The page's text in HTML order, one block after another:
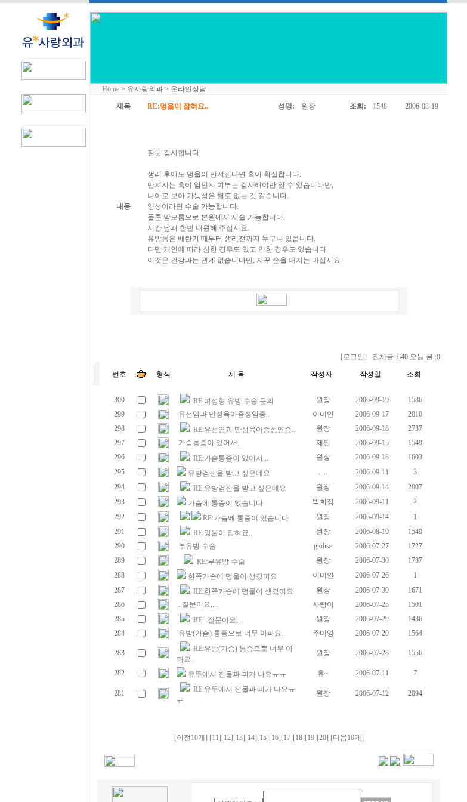
Home > 유사랑외과 > 온라인상담
제목 RE:멍울이 잡혀요.. 성명: 원장 조회: 1548 2006-08-19
내용
질문 감사합니다.
생리 후에도 멍울이 만져진다면 혹이 확실합니다.
만져지는 혹이 암인지 여부는 검사해야만 알 수 있습니다만,
나이로 보아 가능성은 별로 없는 것 같습니다.
양성이라면 수술 가능합니다.
물론 맘모톰으로 본원에서 시술 가능합니다.
시간 날때 한번 내원해 주십시요.
유방통은 배란기 때부터 생리전까지 누구나 있읍니다.
다만 개인에 따라 심한 경우도 있고 약한 경우도 있습니다.
이것은 건강과는 관계 없습니다만, 자꾸 손을 대지는 마십시요
[로그인] 전체글 :640 오늘 글 :0
번호 형식 제 목 작성자 작성일 조회
300 RE:여성형 유방 수술 문의 원장 2006-09-19
1586
299
유선염과 만성육아종성염증.. 이미연 2006-09-17
2010
298
RE:유선염과 만성육아종성염증.. 원장 2006-09-18
2737
297
가슴통증이 있어서... 제인 2006-09-15
1549
296
RE:가슴통증이 있어서... 원장 2006-09-18
1603
295
유방검진을 받고 싶은데요 ..... 2006-09-11
3
294
RE:유방검진을 받고 싶은데요 원장 2006-09-14
2007
293
가슴에 통증이 있습니다 박희정 2006-09-11
2
292
RE:가슴에 통증이 있습니다 원장 2006-09-14
1
291
RE:멍울이 잡혀요.. 원장 2006-08-19
1549
290
부유방 수술 gkdise 2006-07-27
1727
289
RE:부유방 수술 원장 2006-07-30
1737
288
한쪽가슴에 멍울이 생겼어요 이미연 2006-07-26
1
287
RE:한쪽가슴에 멍울이 생겼어요 원장 2006-07-30
1671
286
..질문이요,... 사랑이 2006-07-25
1501
285
RE:..질문이요,... 원장 2006-07-29
1436
284
유방(가슴) 통증으로 너무 아파요. 주미영 2006-07-20 1564
283
RE:유방(가슴) 통증으로 너무 아
파요.
원장 2006-07-28 1556
282 유두에서 진물과 피가 나요ㅠㅠ 휴~ 2006-07-11 7
281
RE:유두에서 진물과 피가 나요ㅠ
ㅠ
원장 2006-07-12 2094
[이전10개] [11] [12] [13] [14] [15] [16] [17] [18] [19] [20] [다음10개]